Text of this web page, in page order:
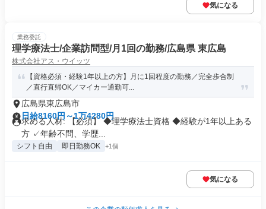
気になる
業務委託
理学療法士/企業訪問型/月1回の勤務/広島県 東広島
株式会社アス・ウイッツ
【資格必須・経験1年以上の方】月に1回程度の勤務／完全歩合制
／直行直帰OK／マイカー通勤可...
広島県東広島市
日給8160円～1万4280円
求める人材: 【必須】 ◆理学療法士資格 ◆経験が1年以上ある
方 ✓年齢不問、学歴...
シフト自由 即日勤務OK +1個
気になる